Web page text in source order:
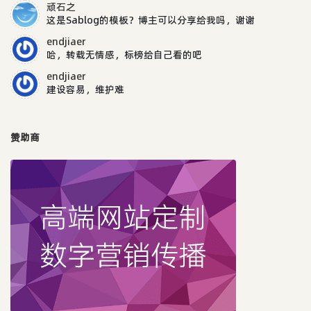
顽石之
这是Sablog的模板？博主可以分享给我吗，谢谢
endjiaer
哈，转载无情感，标榜给自己看的吧
endjiaer
建设容易，维护难
赞助商